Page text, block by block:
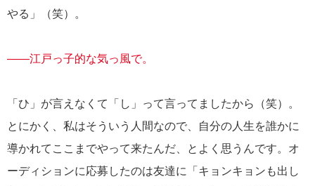
やる」（笑）。
――江戸っ子的な気っ風で。
「ひ」が言えなくて「し」って言ってましたから（笑）。
とにかく、私はそういう人間なので、自分の人生を誰かに
導かれてここまでやって来たんだ、とよく思うんです。オ
ーディションに応募したのは友達に「キョンキョンも出し